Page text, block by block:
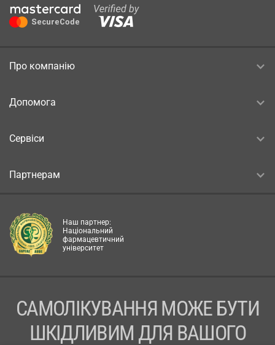
Про компанію
Допомога
Сервіси
Партнерам
Наш партнер:
Національний
фармацевтичний
університет
САМОЛІКУВАННЯ МОЖЕ БУТИ
ШКІДЛИВИМ ДЛЯ ВАШОГО